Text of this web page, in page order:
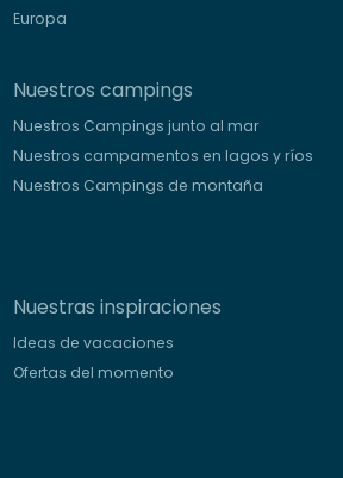
Europa
Nuestros campings
Nuestros Campings junto al mar
Nuestros campamentos en lagos y ríos
Nuestros Campings de montaña
Nuestras inspiraciones
Ideas de vacaciones
Ofertas del momento